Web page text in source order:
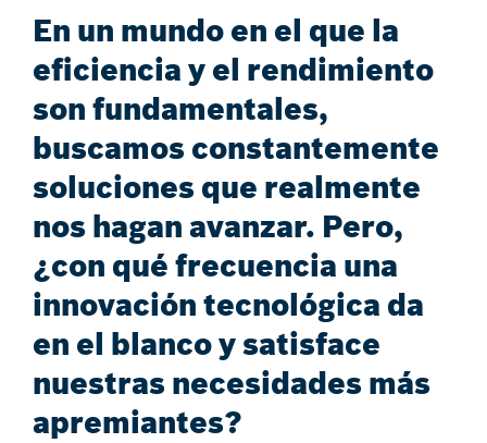
En un mundo en el que la
eficiencia y el rendimiento
son fundamentales,
buscamos constantemente
soluciones que realmente
nos hagan avanzar. Pero,
¿con qué frecuencia una
innovación tecnológica da
en el blanco y satisface
nuestras necesidades más
apremiantes?